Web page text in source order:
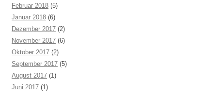
Februar 2018 (5)
Januar 2018 (6)
Dezember 2017 (2)
November 2017 (6)
Oktober 2017 (2)
September 2017 (5)
August 2017 (1)
Juni 2017 (1)